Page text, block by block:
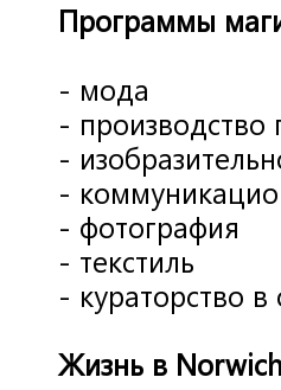
Программы
- мода
- производство
-
-
- фотография
- текстиль
- кураторство в
Жизнь в